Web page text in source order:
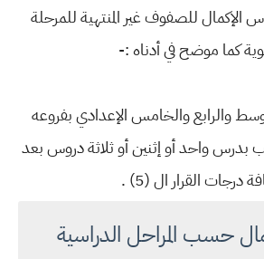
للصفوف غير المنتهية للمرحلة
كما موضح في أدناه :-
والرابع والخامس الإعدادي بفروعه
بدرس واحد أو إثنين أو ثلاثة دروس بعد
درجات القرار ال (5) .
حسب المراحل الدراسية